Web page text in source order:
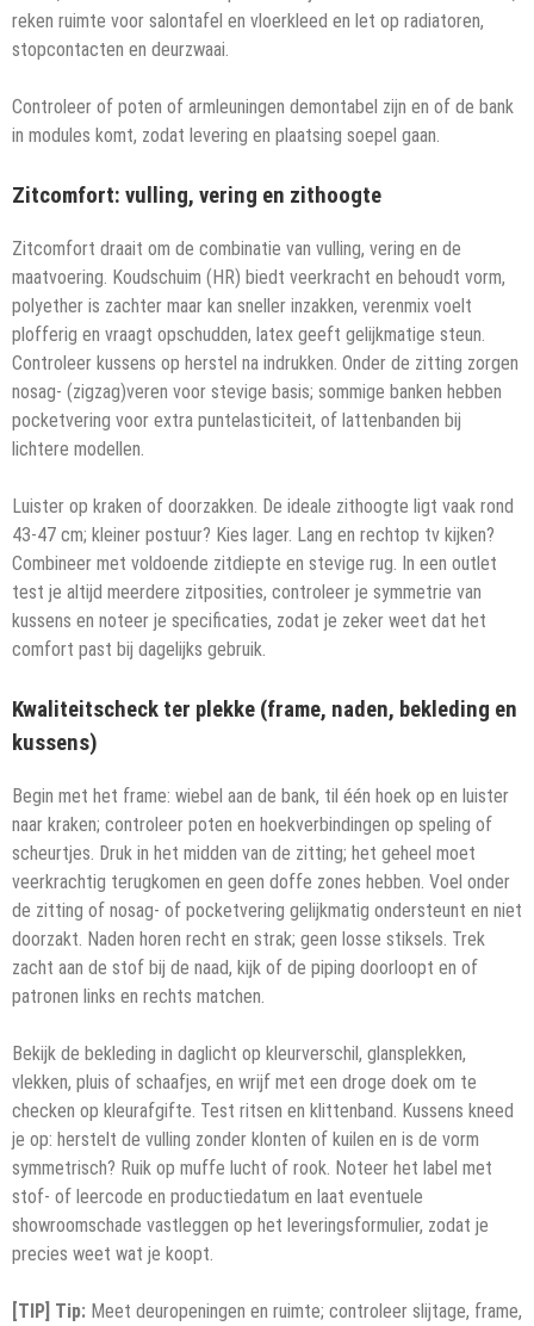
reken ruimte voor salontafel en vloerkleed en let op radiatoren,
stopcontacten en deurzwaai.
Controleer of poten of armleuningen demontabel zijn en of de bank
in modules komt, zodat levering en plaatsing soepel gaan.
Zitcomfort: vulling, vering en zithoogte
Zitcomfort draait om de combinatie van vulling, vering en de
maatvoering. Koudschuim (HR) biedt veerkracht en behoudt vorm,
polyether is zachter maar kan sneller inzakken, verenmix voelt
plofferig en vraagt opschudden, latex geeft gelijkmatige steun.
Controleer kussens op herstel na indrukken. Onder de zitting zorgen
nosag- (zigzag)veren voor stevige basis; sommige banken hebben
pocketvering voor extra puntelasticiteit, of lattenbanden bij
lichtere modellen.
Luister op kraken of doorzakken. De ideale zithoogte ligt vaak rond
43-47 cm; kleiner postuur? Kies lager. Lang en rechtop tv kijken?
Combineer met voldoende zitdiepte en stevige rug. In een outlet
test je altijd meerdere zitposities, controleer je symmetrie van
kussens en noteer je specificaties, zodat je zeker weet dat het
comfort past bij dagelijks gebruik.
Kwaliteitscheck ter plekke (frame, naden, bekleding en
kussens)
Begin met het frame: wiebel aan de bank, til één hoek op en luister
naar kraken; controleer poten en hoekverbindingen op speling of
scheurtjes. Druk in het midden van de zitting; het geheel moet
veerkrachtig terugkomen en geen doffe zones hebben. Voel onder
de zitting of nosag- of pocketvering gelijkmatig ondersteunt en niet
doorzakt. Naden horen recht en strak; geen losse stiksels. Trek
zacht aan de stof bij de naad, kijk of de piping doorloopt en of
patronen links en rechts matchen.
Bekijk de bekleding in daglicht op kleurverschil, glansplekken,
vlekken, pluis of schaafjes, en wrijf met een droge doek om te
checken op kleurafgifte. Test ritsen en klittenband. Kussens kneed
je op: herstelt de vulling zonder klonten of kuilen en is de vorm
symmetrisch? Ruik op muffe lucht of rook. Noteer het label met
stof- of leercode en productiedatum en laat eventuele
showroomschade vastleggen op het leveringsformulier, zodat je
precies weet wat je koopt.
[TIP] Tip: Meet deuropeningen en ruimte; controleer slijtage, frame,